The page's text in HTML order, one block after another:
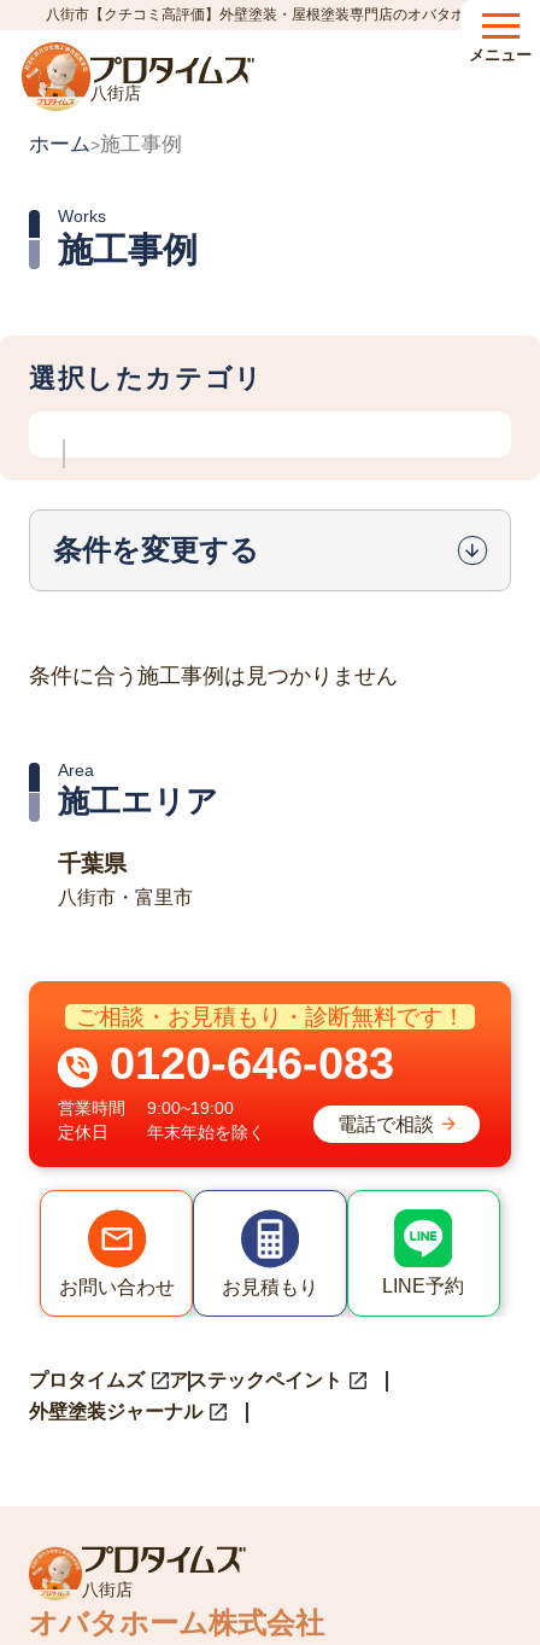
八街市【クチコミ高評価】外壁塗装・屋根塗装専門店のオバタホーム
八街店
メニュー
ホーム>施工事例
施工事例
Works
選択したカテゴリ
条件を変更する
条件に合う施工事例は見つかりません
施工エリア
Area
千葉県
八街市・富里市
ご相談・お見積もり・診断無料です！
0120-646-083
営業時間
9:00~19:00
定休日
年末年始を除く 電話で相談
お問い合わせ お見積もり LINE予約
プロタイムズ
アステックペイント
外壁塗装ジャーナル
八街店
オバタホーム株式会社